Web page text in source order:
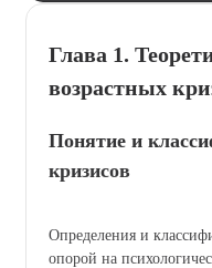
Глава 1.
возрастных
Понятие и
кризисов
Определения и
опорой на